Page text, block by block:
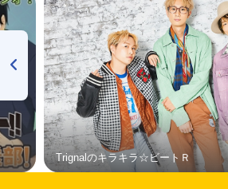
Trignalのキラキラ☆ビートＲ